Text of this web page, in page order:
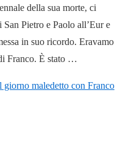
della sua morte, ci
Pietro e Paolo all’Eur e
in suo ricordo. Eravamo
Franco. È stato …
maledetto con Franco